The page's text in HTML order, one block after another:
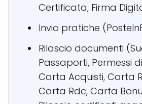
Certificata, Firma
Invio pratiche
Rilascio documenti
Passaporti, Permessi
Carta Acquisti, Carta
Carta Rdc, Carta